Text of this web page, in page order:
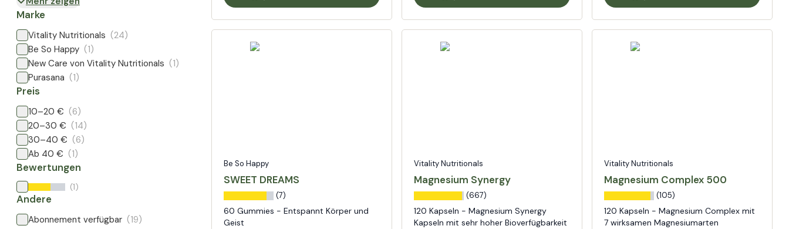
Marke
Vitality Nutritionals (24)
Be So Happy (1)
New Care von Vitality Nutritionals (1)
Purasana (1)
Preis
10–20 € (6)
20–30 € (14)
30–40 € (6)
Ab 40 € (1)
Bewertungen
(1)
Andere
Abonnement verfügbar (19)
Be So Happy
SWEET DREAMS
(7)
60 Gummies - Entspannt Körper und
Geist
Vitality Nutritionals
Magnesium Synergy
(667)
120 Kapseln - Magnesium Synergy
Kapseln mit sehr hoher Bioverfügbarkeit
Vitality Nutritionals
Magnesium Complex 500
(105)
120 Kapseln - Magnesium Complex mit
7 wirksamen Magnesiumarten